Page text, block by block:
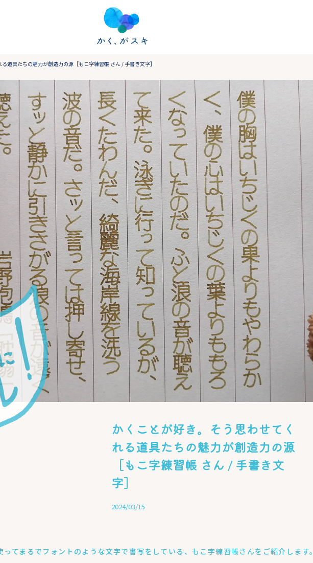
道具たちの魅力が創造力の源［もこ字練習帳 さん / 手書き文字］
かくことが好き。そう思わせてく
れる道具たちの魅力が創造力の源
［もこ字練習帳 さん / 手書き文
字］
2024/03/15
てまるでフォントのような文字で書写をしている、もこ字練習帳さんをご紹介します。